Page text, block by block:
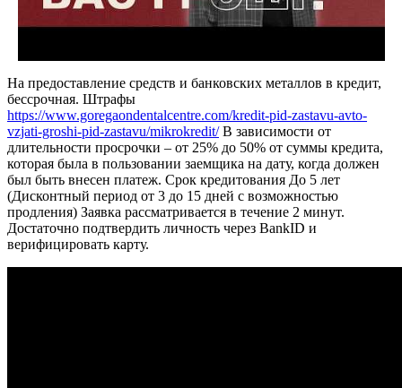
На предоставление средств и банковских металлов в кредит,
бессрочная. Штрафы
https://www.goregaondentalcentre.com/kredit-pid-zastavu-avto-
vzjati-groshi-pid-zastavu/mikrokredit/В зависимости от
длительности просрочки – от 25% до 50% от суммы кредита,
которая была в пользовании заемщика на дату, когда должен
был быть внесен платеж. Срок кредитования До 5 лет
(Дисконтный период от 3 до 15 дней с возможностью
продления) Заявка рассматривается в течение 2 минут.
Достаточно подтвердить личность через BankID и
верифицировать карту.